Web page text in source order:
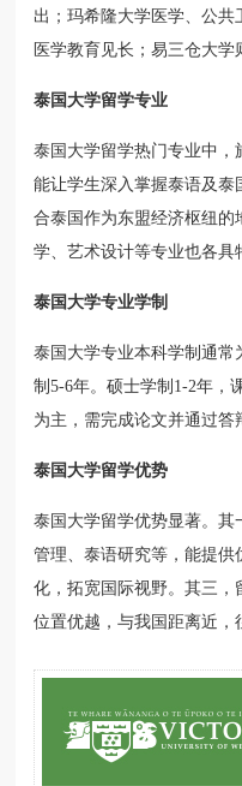
出；玛希隆大学医学、公共
医学教育见长；易三仓大
泰国大学留学专业
泰国大学留学热门专业中，
能让学生深入掌握泰语及泰
合泰国作为东盟经济枢纽的
学、艺术设计等专业也各具
泰国大学专业学制
泰国大学专业本科学制通常
制5-6年。硕士学制1-2年，
为主，需完成论文并通过答
泰国大学留学优势
泰国大学留学优势显著。
管理、泰语研究等，能提供
化，拓宽国际视野。其三，
位置优越，与我国距离近，